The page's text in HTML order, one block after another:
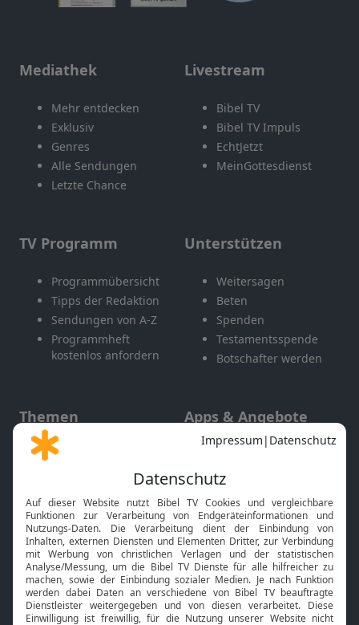
Mediathek
Mehr entdecken
Exklusiv
Genres
Alle Sendungen
Letzte Chance
Livestream
Bibel TV
Bibel TV Impuls
EchtJetzt
MeinGottesdienst
TV Programm
Programmübersicht
Tipps der Redaktion
Sendungen von A-Z
Programmheft
kostenlos anfordern
Unterstützen
Weitersagen
Beten
Spenden
Testamentsspende
Botschafter werden
Themen
Gott und Bibel erklärt
Neuigkeiten
Apps & Angebote
Mobile App
Smart TV
HbbTV
Bibelthek Online-Bibel
Nächster Gottesdienst